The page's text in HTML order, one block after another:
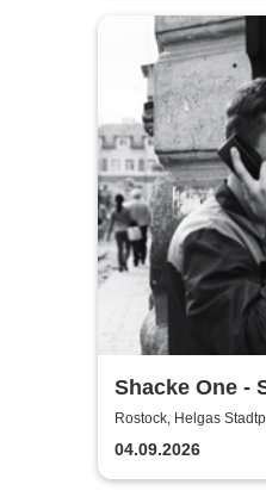
Shacke One -
Boss Tour
Rostock, Helgas
04.09.2026